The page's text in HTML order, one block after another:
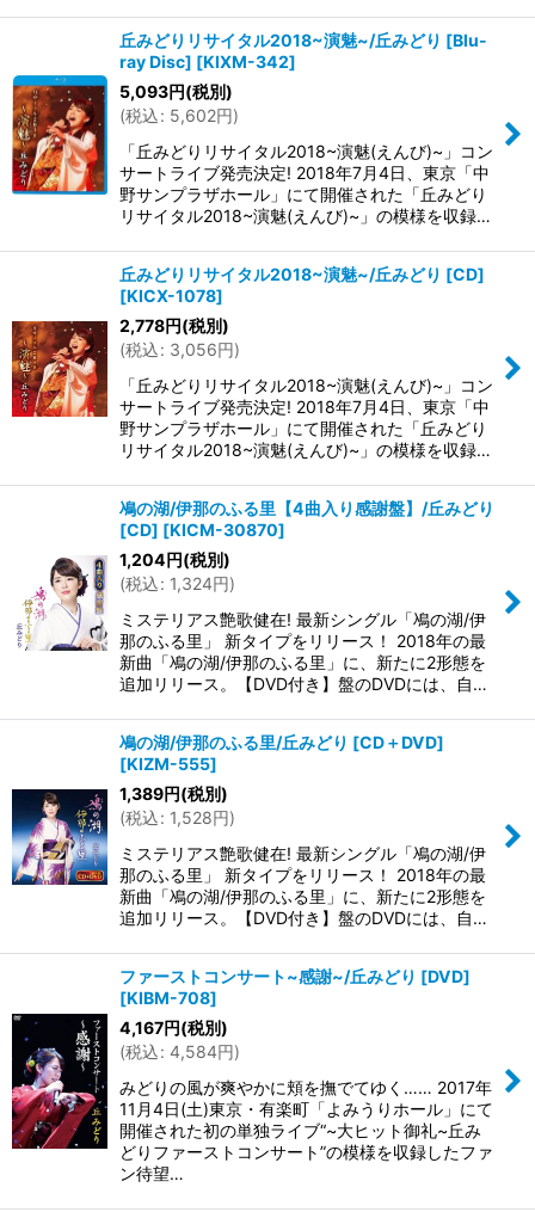
丘みどりリサイタル2018~演魅~/丘みどり [Blu-
ray Disc] [KIXM-342]
5,093円(税別)
(税込: 5,602円)
「丘みどりリサイタル2018~演魅(えんび)~」コン
サートライブ発売決定! 2018年7月4日、東京「中
野サンプラザホール」にて開催された「丘みどり
リサイタル2018~演魅(えんび)~」の模様を収録…
丘みどりリサイタル2018~演魅~/丘みどり [CD]
[KICX-1078]
2,778円(税別)
(税込: 3,056円)
「丘みどりリサイタル2018~演魅(えんび)~」コン
サートライブ発売決定! 2018年7月4日、東京「中
野サンプラザホール」にて開催された「丘みどり
リサイタル2018~演魅(えんび)~」の模様を収録…
鳰の湖/伊那のふる里【4曲入り感謝盤】/丘みどり
[CD] [KICM-30870]
1,204円(税別)
(税込: 1,324円)
ミステリアス艶歌健在! 最新シングル「鳰の湖/伊
那のふる里」 新タイプをリリース！ 2018年の最
新曲「鳰の湖/伊那のふる里」に、新たに2形態を
追加リリース。【DVD付き】盤のDVDには、自…
鳰の湖/伊那のふる里/丘みどり [CD＋DVD]
[KIZM-555]
1,389円(税別)
(税込: 1,528円)
ミステリアス艶歌健在! 最新シングル「鳰の湖/伊
那のふる里」 新タイプをリリース！ 2018年の最
新曲「鳰の湖/伊那のふる里」に、新たに2形態を
追加リリース。【DVD付き】盤のDVDには、自…
ファーストコンサート~感謝~/丘みどり [DVD]
[KIBM-708]
4,167円(税別)
(税込: 4,584円)
みどりの風が爽やかに頬を撫でてゆく…… 2017年
11月4日(土)東京・有楽町「よみうりホール」にて
開催された初の単独ライブ“~大ヒット御礼~丘み
どりファーストコンサート”の模様を収録したファ
ン待望…